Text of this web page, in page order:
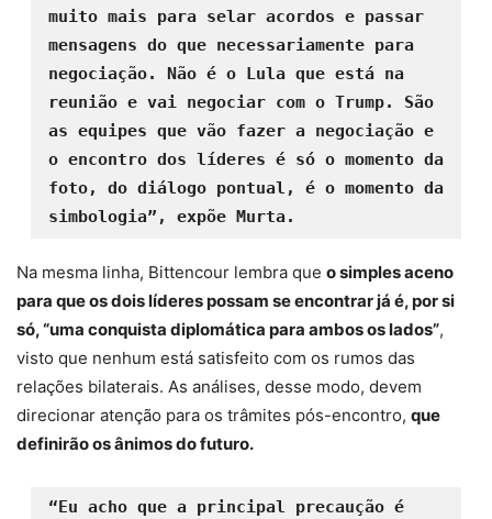
muito mais para selar acordos e passar
mensagens do que necessariamente para
negociação. Não é o Lula que está na
reunião e vai negociar com o Trump. São
as equipes que vão fazer a negociação e
o encontro dos líderes é só o momento da
foto, do diálogo pontual, é o momento da
simbologia”, expõe Murta.
Na mesma linha, Bittencour lembra que o simples aceno
para que os dois líderes possam se encontrar já é, por si
só, “uma conquista diplomática para ambos os lados”,
visto que nenhum está satisfeito com os rumos das
relações bilaterais. As análises, desse modo, devem
direcionar atenção para os trâmites pós-encontro, que
definirão os ânimos do futuro.
“Eu acho que a principal precaução é